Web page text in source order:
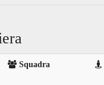
Squadra